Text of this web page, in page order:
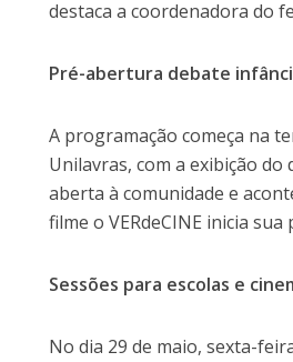
destaca a coordenadora do
Pré-abertura debate
A programação começa na
Unilavras, com a exibição
aberta à comunidade e
filme o VERdeCINE inicia
Sessões para escolas e
No dia 29 de maio, sexta-